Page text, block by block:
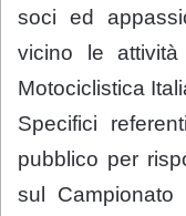
soci ed
vicino le attività
Motociclistica
Specifici
pubblico per
sul Campionato